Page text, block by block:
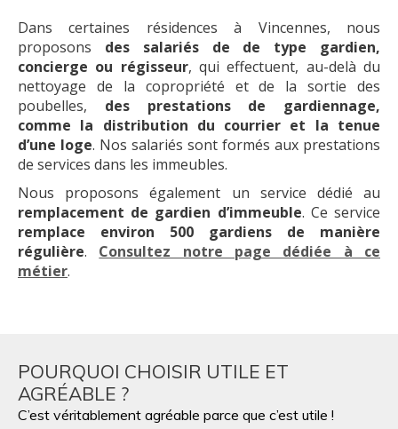
Dans certaines résidences à Vincennes, nous
proposons des salariés de de type gardien,
concierge ou régisseur, qui effectuent, au-delà du
nettoyage de la copropriété et de la sortie des
poubelles, des prestations de gardiennage,
comme la distribution du courrier et la tenue
d’une loge. Nos salariés sont formés aux prestations
de services dans les immeubles.
Nous proposons également un service dédié au
remplacement de gardien d’immeuble. Ce service
remplace environ 500 gardiens de manière
régulière.
Consultez notre page dédiée à ce
métier.
POURQUOI CHOISIR UTILE ET
AGRÉABLE ?
C’est véritablement agréable parce que c’est utile !